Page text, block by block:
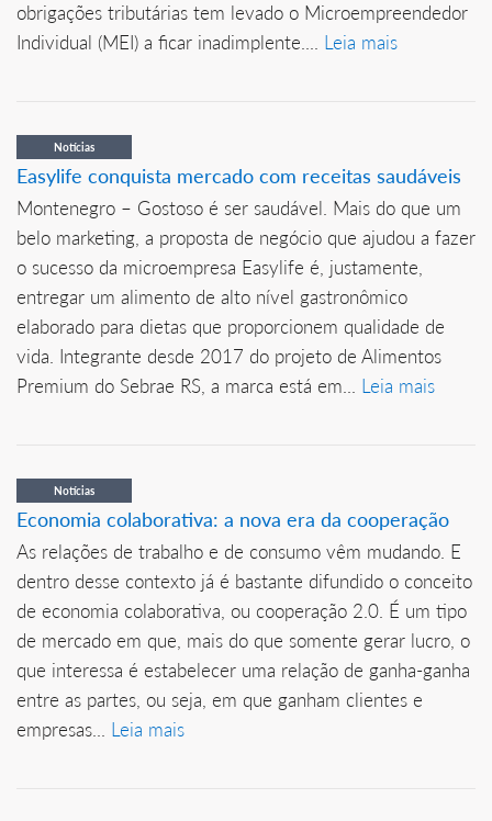
obrigações tributárias tem levado o Microempreendedor
Individual (MEI) a ficar inadimplente.... Leia mais
Notícias
Easylife conquista mercado com receitas saudáveis
Montenegro – Gostoso é ser saudável. Mais do que um
belo marketing, a proposta de negócio que ajudou a fazer
o sucesso da microempresa Easylife é, justamente,
entregar um alimento de alto nível gastronômico
elaborado para dietas que proporcionem qualidade de
vida. Integrante desde 2017 do projeto de Alimentos
Premium do Sebrae RS, a marca está em... Leia mais
Notícias
Economia colaborativa: a nova era da cooperação
As relações de trabalho e de consumo vêm mudando. E
dentro desse contexto já é bastante difundido o conceito
de economia colaborativa, ou cooperação 2.0. É um tipo
de mercado em que, mais do que somente gerar lucro, o
que interessa é estabelecer uma relação de ganha-ganha
entre as partes, ou seja, em que ganham clientes e
empresas... Leia mais